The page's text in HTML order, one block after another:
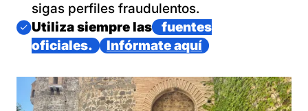
sigas perfiles fraudulentos.
Imagen
Utiliza siempre las
fuentes
oficiales.
Infórmate aquí